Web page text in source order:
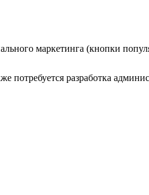
маркетинга (кнопки
потребуется разработка